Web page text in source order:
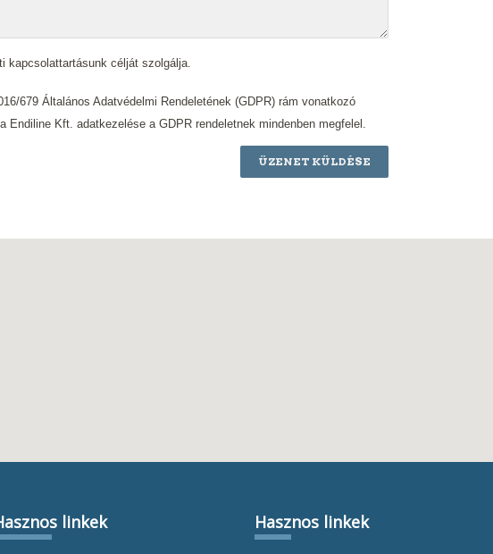
kapcsolattartásunk célját szolgálja.
679 Általános Adatvédelmi Rendeletének (GDPR) rám vonatkozó
Kft. adatkezelése a GDPR rendeletnek mindenben megfelel.
ÜZENET KÜLDÉSE
linkek Hasznos linkek